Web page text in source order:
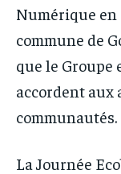
Numérique en
commune de
que le Groupe
accordent aux
communautés.
La Journée